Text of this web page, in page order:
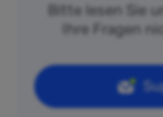
Bitte lesen Sie
Ihre Fragen